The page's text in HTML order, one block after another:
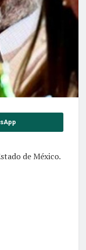
de México.